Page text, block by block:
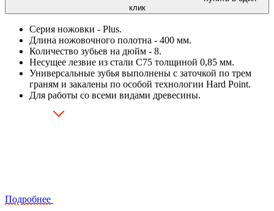
клик
Серия ножовки - Plus.
Длина ножовочного полотна - 400 мм.
Количество зубьев на дюйм - 8.
Несущее лезвие из стали С75 толщиной 0,85 мм.
Универсальные зубья выполнены с заточкой по трем
граням и закалены по особой технологии Hard Point.
Для работы со всеми видами древесины.
Подробнее